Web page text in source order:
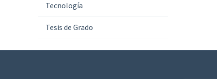
Tecnología
Tesis de Grado